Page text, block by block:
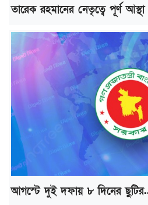
তারেক রহমানের নেতৃত্বে পূর্ণ আস্থা
আগস্টে দুই দফায় ৮ দিনের